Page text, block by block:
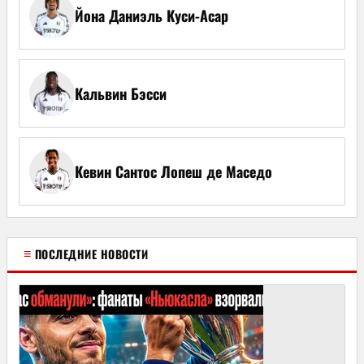
Йона Даниэль Куси-Асар
Кальвин Бэсси
Кевин Сантос Лопеш де Маседо
≡ ПОСЛЕДНИЕ НОВОСТИ